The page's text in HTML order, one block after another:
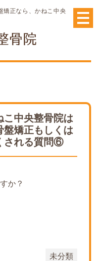
矯正なら、かねこ中央
こ中央整骨院は
矯正もしくは
される質問⑥
か？
未分類